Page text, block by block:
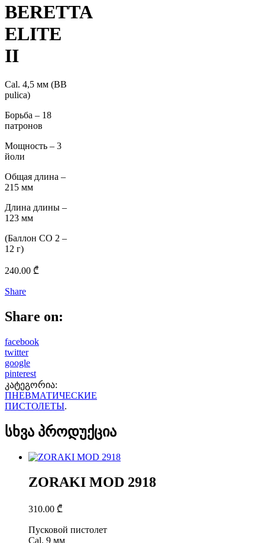
BERETTA
ELITE
II
Cal. 4,5 мм (BB
pulica)
Борьба – 18
патронов
Мощность – 3
йоли
Общая длина –
215 мм
Длина длины –
123 мм
(Баллон CO 2 –
12 г)
240.00 ₾
Share
Share on:
facebook
twitter
google
pinterest
კატეგორია:
ПНЕВМАТИЧЕСКИЕ
ПИСТОЛЕТЫ.
სხვა პროდუქცია
ZORAKI MOD 2918
310.00 ₾
Пусковой пистолет
Cal. 9 мм